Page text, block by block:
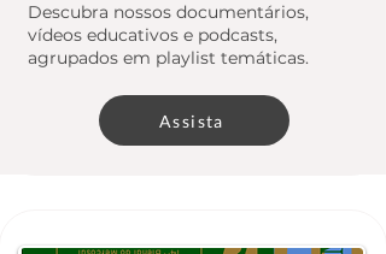
Descubra nossos documentários,
vídeos educativos e podcasts,
agrupados em playlist temáticas.
Assista